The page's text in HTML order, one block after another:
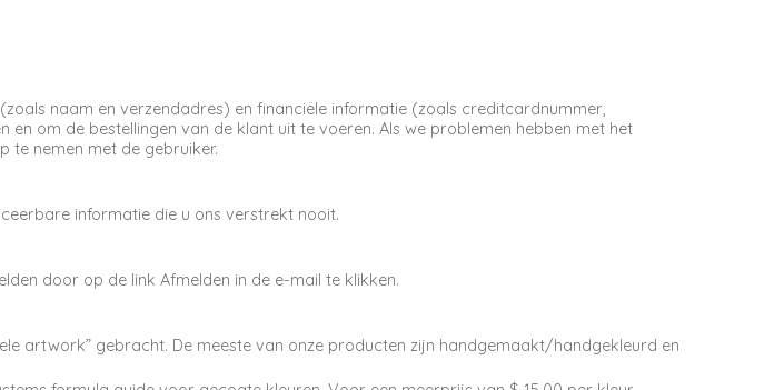
naam en verzendadres) en financiële informatie (zoals creditcardnummer,
om de bestellingen van de klant uit te voeren. Als we problemen hebben met het
te nemen met de gebruiker.
informatie die u ons verstrekt nooit.
door op de link Afmelden in de e-mail te klikken.
artwork” gebracht. De meeste van onze producten zijn handgemaakt/handgekleurd en